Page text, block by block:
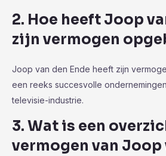
2. Hoe heeft Joop
zijn vermogen
Joop van den Ende heeft zijn
een reeks succesvolle
televisie-industrie.
3. Wat is een
vermogen van Joop